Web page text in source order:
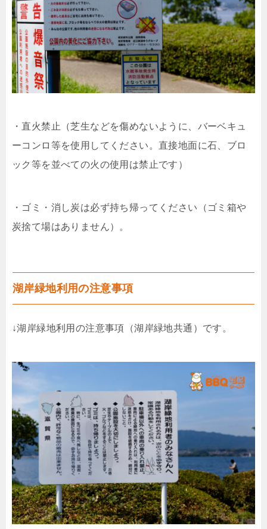
・直火禁止（芝生などを傷めないように、バーベキュ
ーコンロ等を使用してください。直接地面に石、ブロ
ック等を並べての火の使用は禁止です）
・ゴミ・消し炭は必ず持ち帰ってください（ゴミ箱や
炭捨て場はありません）。
湖岸緑地利用の注意事項
↓湖岸緑地利用の注意事項（湖岸緑地共通）です。